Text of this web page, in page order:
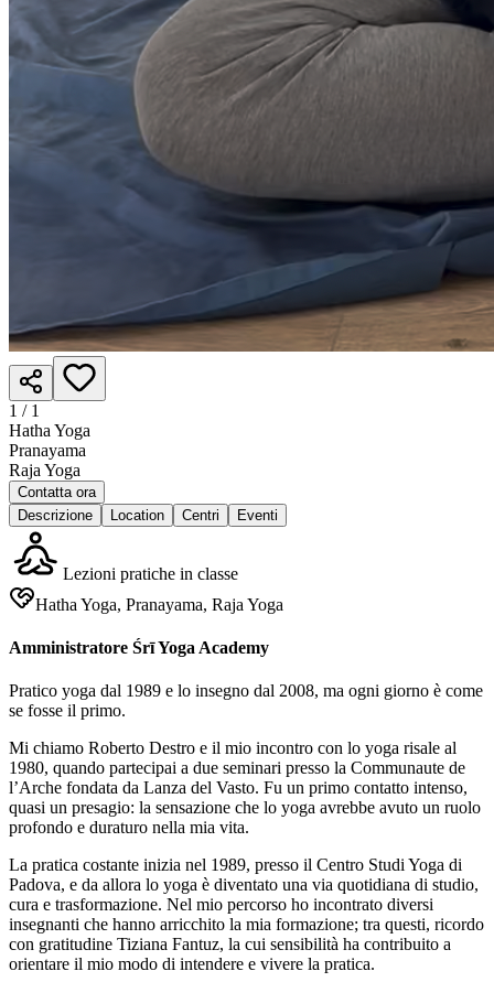
1 / 1
Hatha Yoga
Pranayama
Raja Yoga
Contatta ora
Descrizione
Location Centri Eventi
Lezioni pratiche in classe
Hatha Yoga, Pranayama, Raja Yoga
Amministratore Śrī Yoga Academy
Pratico yoga dal 1989 e lo insegno dal 2008, ma ogni giorno è come
se fosse il primo.
Mi chiamo Roberto Destro e il mio incontro con lo yoga risale al
1980, quando partecipai a due seminari presso la Communaute de
l’Arche fondata da Lanza del Vasto. Fu un primo contatto intenso,
quasi un presagio: la sensazione che lo yoga avrebbe avuto un ruolo
profondo e duraturo nella mia vita.
La pratica costante inizia nel 1989, presso il Centro Studi Yoga di
Padova, e da allora lo yoga è diventato una via quotidiana di studio,
cura e trasformazione. Nel mio percorso ho incontrato diversi
insegnanti che hanno arricchito la mia formazione; tra questi, ricordo
con gratitudine Tiziana Fantuz, la cui sensibilità ha contribuito a
orientare il mio modo di intendere e vivere la pratica.